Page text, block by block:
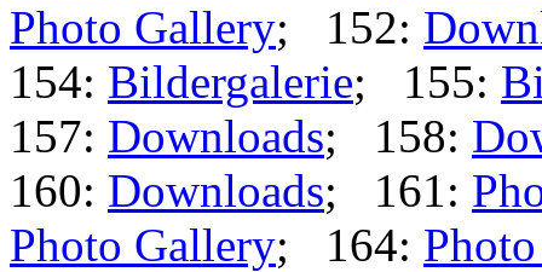
Photo Gallery; 152:
154: Bildergalerie; 155:
157: Downloads; 158:
160: Downloads; 161:
Photo Gallery; 164: